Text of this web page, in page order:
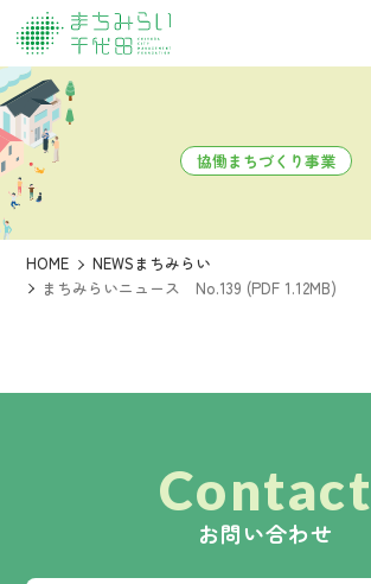
協働まちづくり事業
HOME
NEWSまちみらい
まちみらいニュース No.139 (PDF 1.12MB)
Contact
お問い合わせ